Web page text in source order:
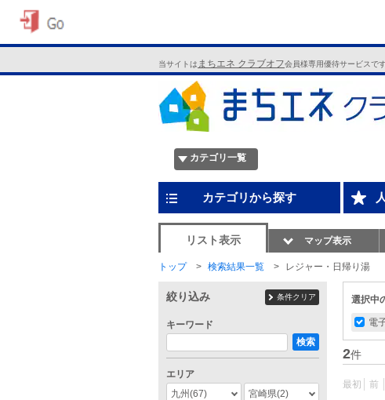
当サイトは まちエネ クラブオフ会員様専用優待サービスです
カテゴリ一覧
カテゴリから探す
リスト表示 マップ表示
トップ 検索結果一覧 レジャー・日帰り湯
選択中
電
2件
最初 前
絞り込み 条件クリア
キーワード
検索
エリア
九州 (67) 宮崎県(2)